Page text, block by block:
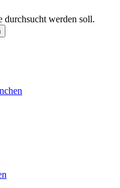
durchsucht werden soll.